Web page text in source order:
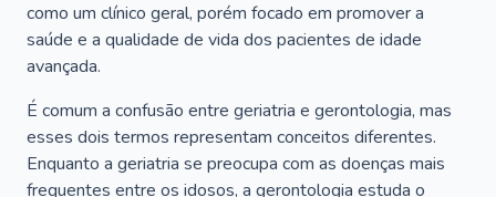
como um clínico geral, porém focado em promover a
saúde e a qualidade de vida dos pacientes de idade
avançada.
É comum a confusão entre geriatria e gerontologia, mas
esses dois termos representam conceitos diferentes.
Enquanto a geriatria se preocupa com as doenças mais
frequentes entre os idosos, a gerontologia estuda o